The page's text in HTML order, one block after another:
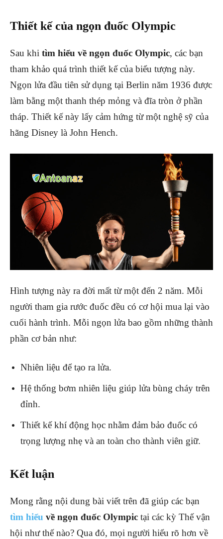
Thiết kế của ngọn đuốc Olympic
Sau khi tìm hiểu về ngọn đuốc Olympic, các bạn
tham khảo quá trình thiết kế của biểu tượng này.
Ngọn lửa đầu tiên sử dụng tại Berlin năm 1936 được
làm bằng một thanh thép mỏng và đĩa tròn ở phần
tháp. Thiết kế này lấy cảm hứng từ một nghệ sỹ của
hãng Disney là John Hench.
Hình tượng này ra đời mất từ một đến 2 năm. Mỗi
người tham gia rước đuốc đều có cơ hội mua lại vào
cuối hành trình. Mỗi ngọn lửa bao gồm những thành
phần cơ bản như:
Nhiên liệu để tạo ra lửa.
Hệ thống bơm nhiên liệu giúp lửa bùng cháy trên
đỉnh.
Thiết kế khí động học nhằm đảm bảo đuốc có
trọng lượng nhẹ và an toàn cho thành viên giữ.
Kết luận
Mong rằng nội dung bài viết trên đã giúp các bạn
tìm hiểu về ngọn đuốc Olympic tại các kỳ Thế vận
hội như thế nào? Qua đó, mọi người hiểu rõ hơn về